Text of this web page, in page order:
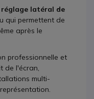
réglage latéral de
qui permettent de
après le
professionnelle et
de l'écran,
multi-